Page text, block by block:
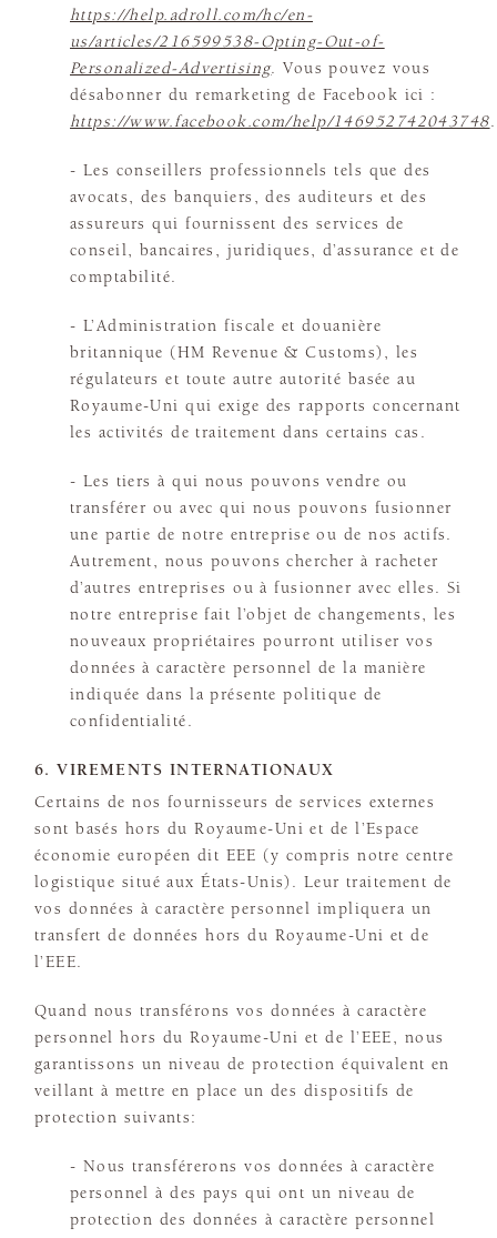
https://help.adroll.com/hc/en-
us/articles/216599538-Opting-Out-of-
Personalized-Advertising. Vous pouvez vous
désabonner du remarketing de Facebook ici :
https://www.facebook.com/help/146952742043748.
- Les conseillers professionnels tels que des
avocats, des banquiers, des auditeurs et des
assureurs qui fournissent des services de
conseil, bancaires, juridiques, d’assurance et de
comptabilité.
- L’Administration fiscale et douanière
britannique (HM Revenue & Customs), les
régulateurs et toute autre autorité basée au
Royaume-Uni qui exige des rapports concernant
les activités de traitement dans certains cas.
- Les tiers à qui nous pouvons vendre ou
transférer ou avec qui nous pouvons fusionner
une partie de notre entreprise ou de nos actifs.
Autrement, nous pouvons chercher à racheter
d’autres entreprises ou à fusionner avec elles. Si
notre entreprise fait l’objet de changements, les
nouveaux propriétaires pourront utiliser vos
données à caractère personnel de la manière
indiquée dans la présente politique de
confidentialité.
6. VIREMENTS INTERNATIONAUX
Certains de nos fournisseurs de services externes
sont basés hors du Royaume-Uni et de l’Espace
économie européen dit EEE (y compris notre centre
logistique situé aux États-Unis). Leur traitement de
vos données à caractère personnel impliquera un
transfert de données hors du Royaume-Uni et de
l’EEE.
Quand nous transférons vos données à caractère
personnel hors du Royaume-Uni et de l’EEE, nous
garantissons un niveau de protection équivalent en
veillant à mettre en place un des dispositifs de
protection suivants:
- Nous transférerons vos données à caractère
personnel à des pays qui ont un niveau de
protection des données à caractère personnel